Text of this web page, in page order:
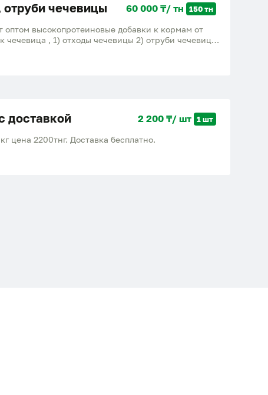
чечевицы 60 000 ₸/ тн 150 тн
оптом высокопротеиновые добавки к кормам от
чечевица , 1) отходы чечевицы 2) отруби чечевицы
привесы для откорма Крс лошадей и мрс,
доставкой 2 200 ₸/ шт 1 шт
цена 2200тнг. Доставка бесплатно.